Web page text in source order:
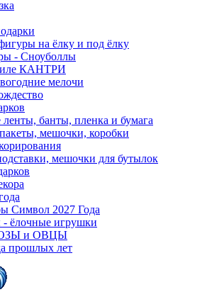
на ёлку и под ёлку
- Сноуболлы
КАНТРИ
мелочи
банты, пленка и бумага
мешочки, коробки
мешочки для бутылок
Символ 2027 Года
ёлочные игрушки
и ОВЦЫ
прошлых лет